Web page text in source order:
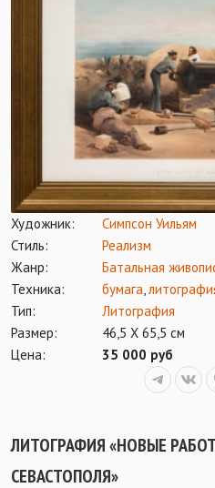
Художник:
Симпсон Уильям
Стиль:
Реализм
Жанр:
Батальная
Техника:
бумага
Тип:
Литография
Размер:
46,5 Х 65,5 см
Цена:
35 000 руб
ЛИТОГРАФИЯ «НОВЫЕ
СЕВАСТОПОЛЯ»